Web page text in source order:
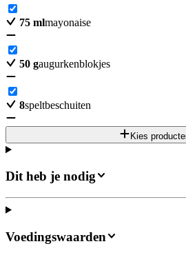
75 mlmayonaise
50 gaugurkenblokjes
8speltbeschuiten
Kies
Dit heb je nodig
Voedingswaarden